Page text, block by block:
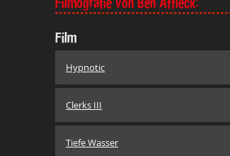
Film
Hypnotic
Clerks III
Tiefe Wasser